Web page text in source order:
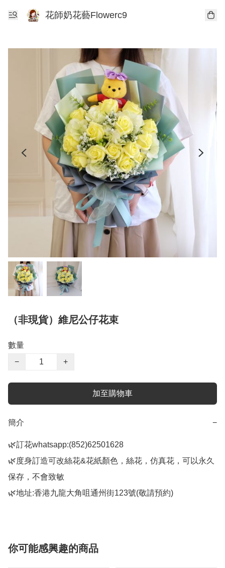
花師奶花藝Flowerc9
（非現貨）維尼公仔花束
數量
−
+
加至購物車
簡介 −
🌿訂花whatsapp:(852)62501628
🌿度身訂造可改絲花&花紙顏色，絲花，仿真花，可以永久
保存，不會致敏
你可能感興趣的商品